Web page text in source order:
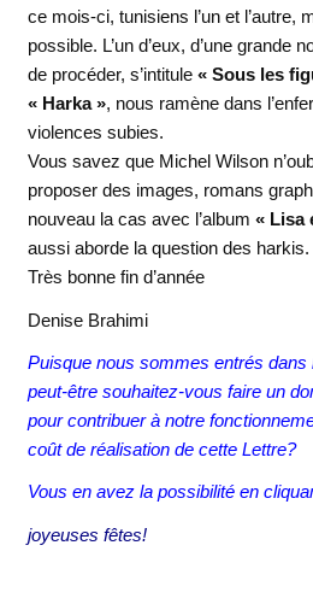
ce mois-ci, tunisiens l’un et l’autre,
possible. L’un d’eux, d’une grande
de procéder, s’intitule « Sous les
« Harka », nous ramène dans
violences subies.
Vous savez que Michel Wilson
proposer des images, romans
nouveau la cas avec l’album « Lisa
aussi aborde la question des harkis.
Très bonne fin d’année
Denise Brahimi
Puisque nous sommes entrés dans
peut-être souhaitez-vous faire un
pour contribuer à notre
coût de réalisation de cette Lettre?
Vous en avez la possibilité en
joyeuses fêtes!